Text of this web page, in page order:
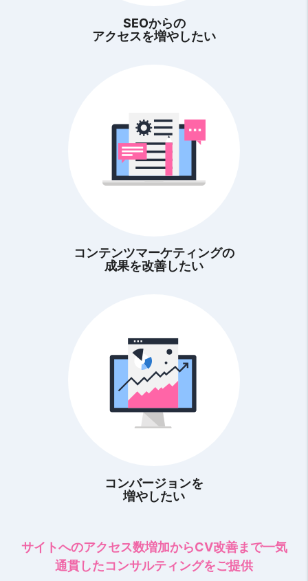
SEOからの
アクセスを増やしたい
コンテンツマーケティングの
成果を改善したい
コンバージョンを
増やしたい
サイトへのアクセス数増加からCV改善まで一気
通貫したコンサルティングをご提供